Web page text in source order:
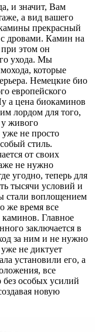
и значит, Вам
а вид вашего
прекрасный
с дровами. Камин на
при этом он
ухода. Мы
которые
Немецкие био
европейского
а цена биокаминов
лордом для того,
у живого
не просто
стиль.
от своих
не нужно
угодно, теперь для
тысячи условий и
стали воплощением
же время все
Главное
заключается в
за ним и не нужно
не диктует
установили его, а
все
особых усилий
новую